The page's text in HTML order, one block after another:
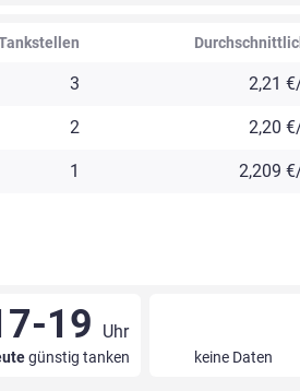
3 2,21
2 2,20
1 2,209
19 Uhr
günstig tanken keine Daten